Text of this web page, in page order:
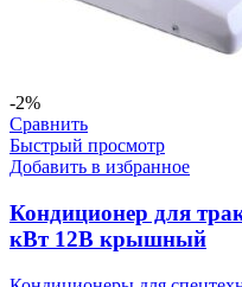
-2%
Сравнить
Быстрый просмотр
Добавить в избранное
Кондиционер для
кВт 12В крышный